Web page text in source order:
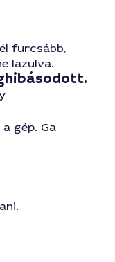
furcsább,
lazulva.
gép. Ga